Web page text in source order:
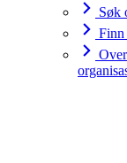
Søk
Finn